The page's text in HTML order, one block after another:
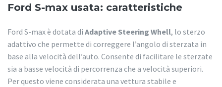
Ford S-max usata: caratteristiche
Ford S-max è dotata di Adaptive Steering Whell, lo sterzo
adattivo che permette di correggere l’angolo di sterzata in
base alla velocità dell’auto. Consente di facilitare le sterzate
sia a basse velocità di percorrenza che a velocità superiori.
Per questo viene considerata una vettura stabile e